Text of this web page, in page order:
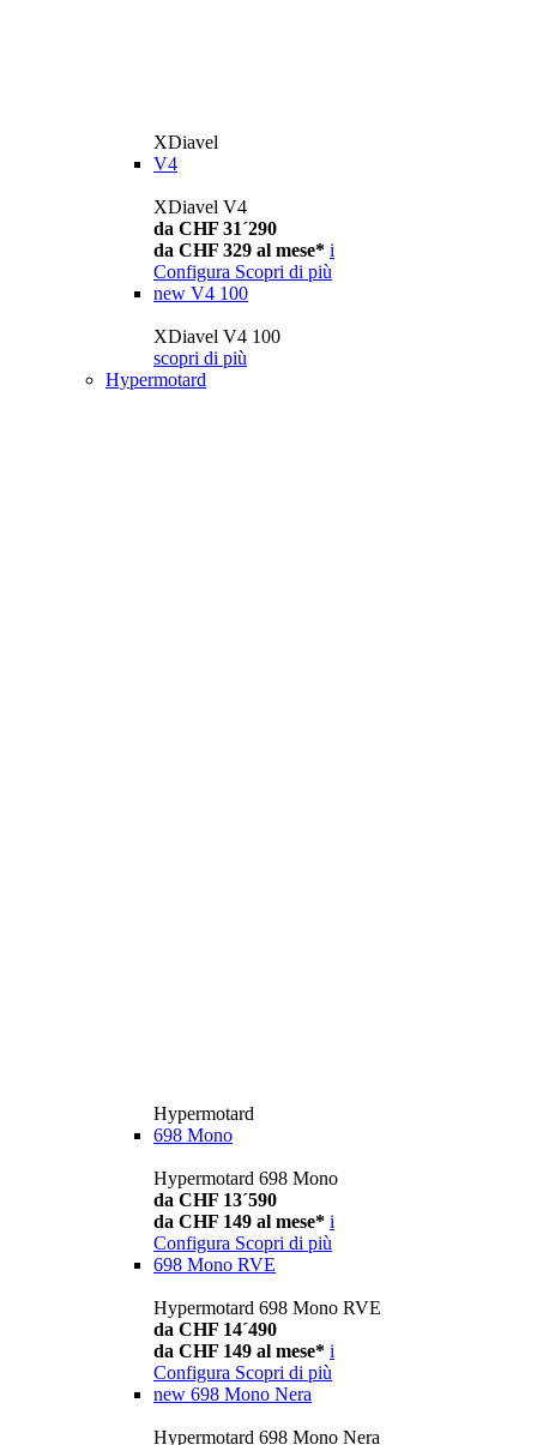
XDiavel
V4
XDiavel V4
da CHF 31´290
da CHF 329 al mese* i
Configura Scopri di più
new V4 100
XDiavel V4 100
scopri di più
Hypermotard
Hypermotard
698 Mono
Hypermotard 698 Mono
da CHF 13´590
da CHF 149 al mese* i
Configura Scopri di più
698 Mono RVE
Hypermotard 698 Mono RVE
da CHF 14´490
da CHF 149 al mese* i
Configura Scopri di più
new 698 Mono Nera
Hypermotard 698 Mono Nera